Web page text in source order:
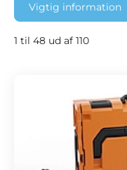
Vigtig information
1 til 48 ud af 110